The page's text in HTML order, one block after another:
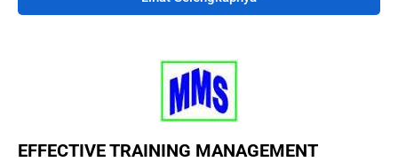
EFFECTIVE TRAINING MANAGEMENT